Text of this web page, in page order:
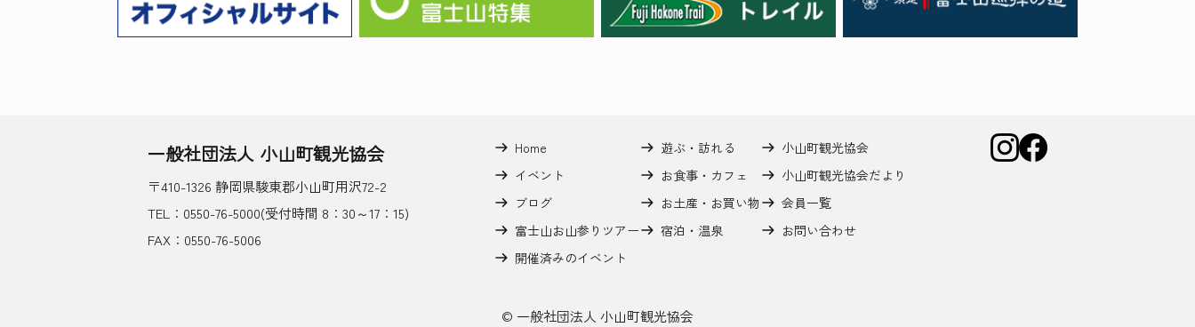
一般社団法人 小山町観光協会
〒410-1326 静岡県駿東郡小山町用沢72-2
TEL：0550-76-5000(受付時間 8：30～17：15)
FAX：0550-76-5006
Home
イベント
ブログ
富士山お山参りツアー
開催済みのイベント
遊ぶ・訪れる
お食事・カフェ
お土産・お買い物
宿泊・温泉
小山町観光協会
小山町観光協会だより
会員一覧
お問い合わせ
© 一般社団法人 小山町観光協会